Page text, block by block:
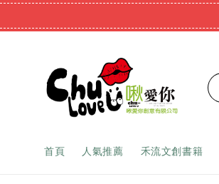
首頁 人氣推薦 禾流文創書籍